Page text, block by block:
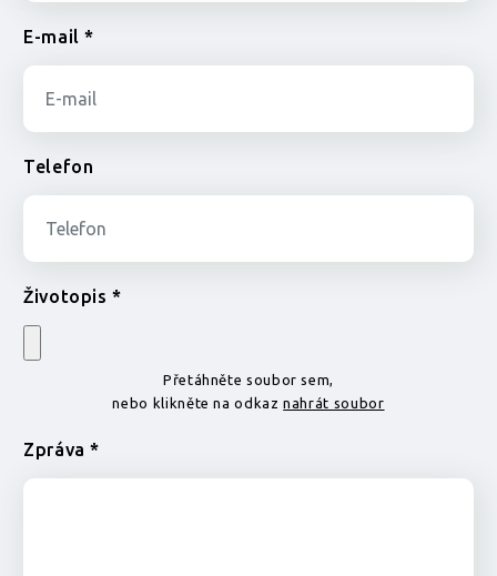
E-mail *
Telefon
Životopis *
Přetáhněte soubor sem,
nebo klikněte na odkaznahrát soubor
Zpráva *